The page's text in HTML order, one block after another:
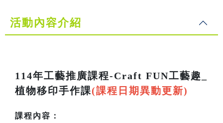
活動內容介紹
114年工藝推廣課程-Craft FUN工藝趣_
植物移印手作課(課程日期異動更新)
課程內容：